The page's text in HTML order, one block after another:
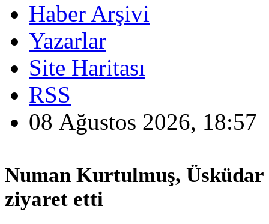
Haber Arşivi
Yazarlar
Site Haritası
RSS
08 Ağustos 2026, 18:57
Numan Kurtulmuş,
ziyaret etti